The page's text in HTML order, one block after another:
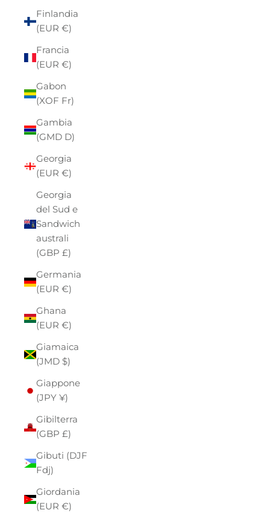
Finlandia
(EUR €)
Francia
(EUR €)
Gabon
(XOF Fr)
Gambia
(GMD D)
Georgia
(EUR €)
Georgia
del Sud e
Sandwich
australi
(GBP £)
Germania
(EUR €)
Ghana
(EUR €)
Giamaica
(JMD $)
Giappone
(JPY ¥)
Gibilterra
(GBP £)
Gibuti (DJF
Fdj)
Giordania
(EUR €)